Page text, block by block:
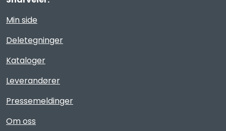
Min side
Deletegninger
Kataloger
Leverandører
Pressemeldinger
Om oss